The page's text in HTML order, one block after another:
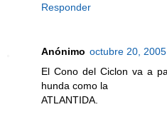
Responder
Anónimo octubre 20, 2005
El Cono del Ciclon va a
hunda como la
ATLANTIDA.